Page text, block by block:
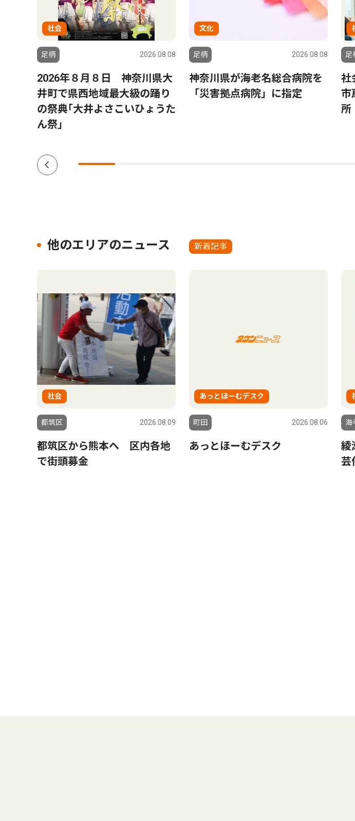
社会
足柄 2026.08.08
2026年８月８日 神奈川県大
井町で県西地域最大級の踊り
の祭典｢大井よさこいひょうた
ん祭｣
文化
足柄 2026.08.08
神奈川県が海老名総合病院を
「災害拠点病院」に指定
足
社
市
所
他のエリアのニュース 新着記事
社会
都筑区 2026.08.09
都筑区から熊本へ 区内各地
で街頭募金
あっとほーむデスク
町田 2026.08.06
あっとほーむデスク
海
綾
芸